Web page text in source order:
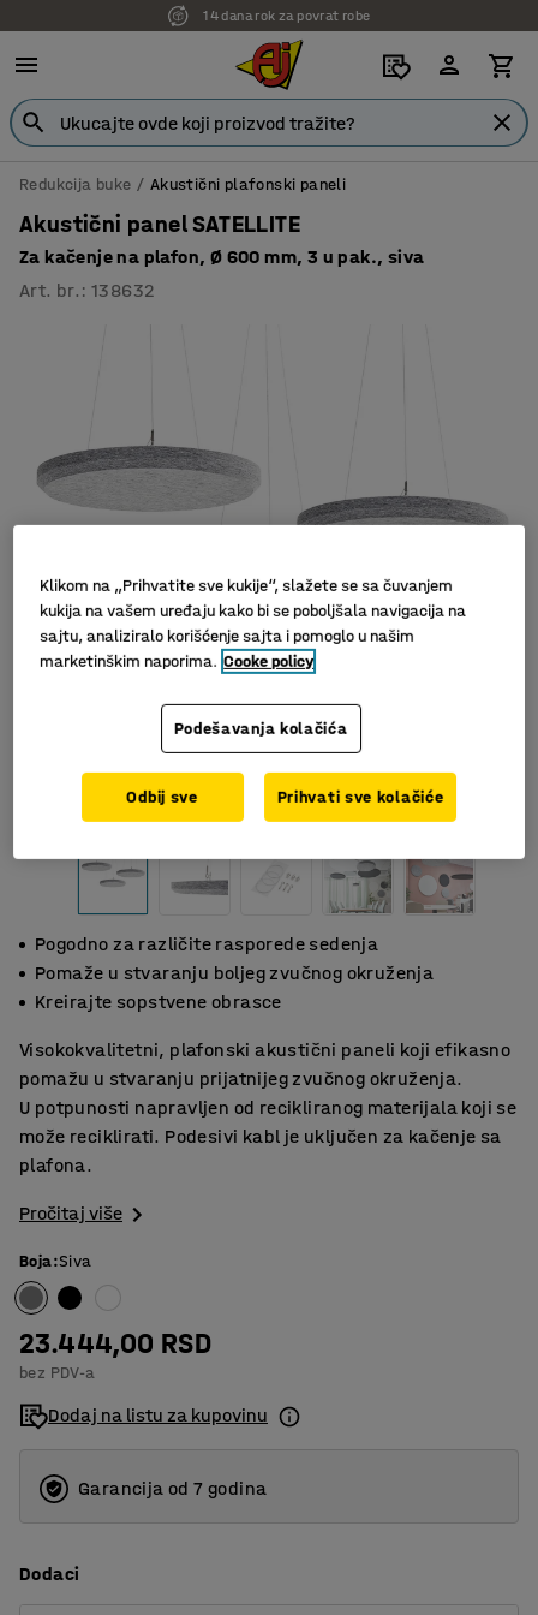
14 dana rok za povrat robe
Redukcija buke Akustični plafonski paneli
Akustični panel SATELLITE
Za kačenje na plafon, Ø 600 mm, 3 u pak., siva
Art. br. :138632
Slični proizvodi
Pogodno za različite rasporede sedenja
Pomaže u stvaranju boljeg zvučnog okruženja
Kreirajte sopstvene obrasce
Visokokvalitetni, plafonski akustični paneli koji efikasno
pomažu u stvaranju prijatnijeg zvučnog okruženja.
U potpunosti napravljen od recikliranog materijala koji se
može reciklirati. Podesivi kabl je uključen za kačenje sa
plafona.
Pročitaj više
Boja:Siva
23.444,00 RSD
bez PDV-a
Dodaj na listu za kupovinu
Garancija od 7 godina
Dodaci
Klikom na „Prihvatite sve kukije“, slažete se sa čuvanjem
kukija na vašem uređaju kako bi se poboljšala navigacija na
sajtu, analiziralo korišćenje sajta i pomoglo u našim
marketinškim naporima. Cooke policy
Podešavanja kolačića
Odbij sve Prihvati sve kolačiće